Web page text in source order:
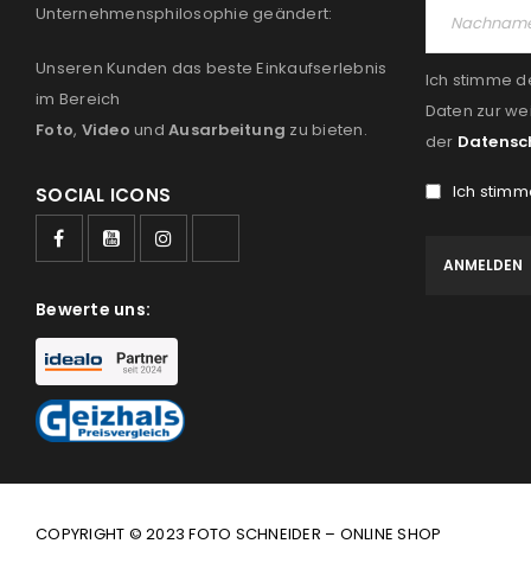
Unternehmensphilosophie geändert:
Unseren Kunden das beste Einkaufserlebnis
im Bereich
Foto, Video und Ausarbeitung zu bieten.
SOCIAL ICONS
Bewerte uns:
Ich stimme
Daten zur
der
Ich
COPYRIGHT © 2023 FOTO SCHNEIDER – ONLINE SHOP